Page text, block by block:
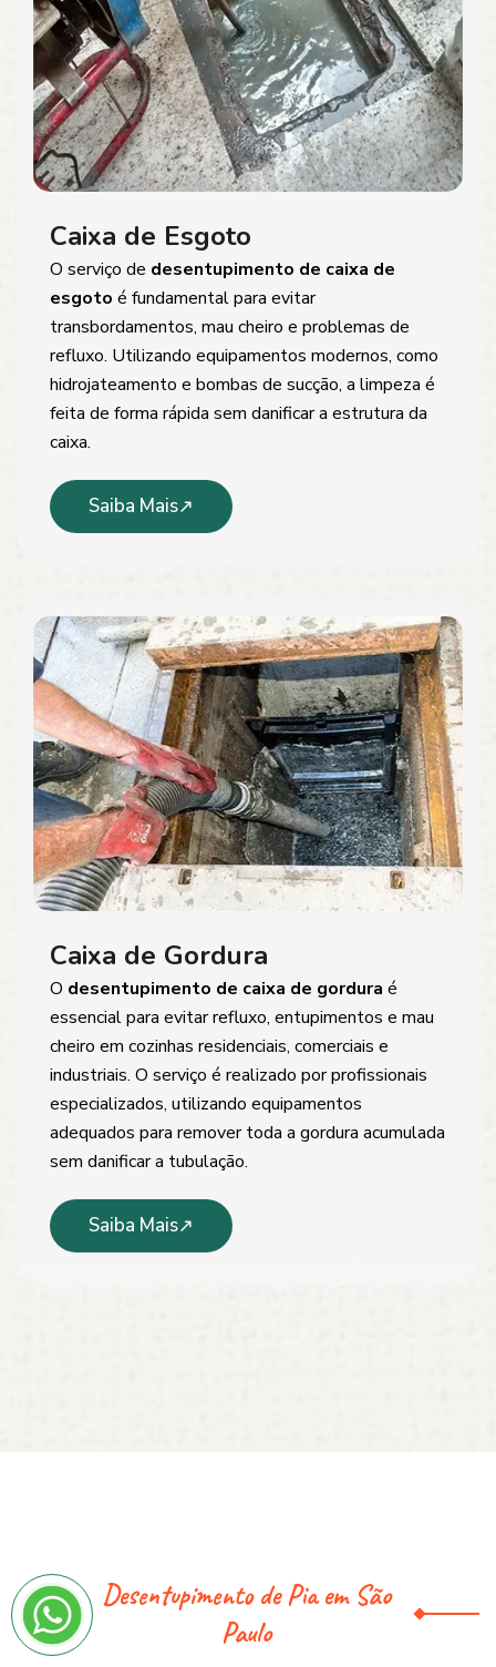
Caixa de Esgoto
O serviço de desentupimento de caixa de
esgoto é fundamental para evitar
transbordamentos, mau cheiro e problemas de
refluxo. Utilizando equipamentos modernos, como
hidrojateamento e bombas de sucção, a limpeza é
feita de forma rápida sem danificar a estrutura da
caixa.
Saiba Mais
Caixa de Gordura
O desentupimento de caixa de gordura é
essencial para evitar refluxo, entupimentos e mau
cheiro em cozinhas residenciais, comerciais e
industriais. O serviço é realizado por profissionais
especializados, utilizando equipamentos
adequados para remover toda a gordura acumulada
sem danificar a tubulação.
Saiba Mais
Desentupimento de Pia em São
Paulo